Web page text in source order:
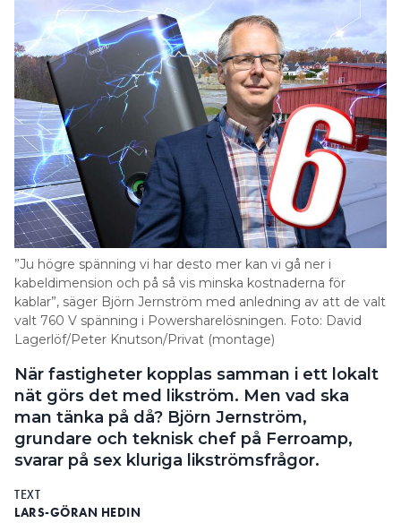
”Ju högre spänning vi har desto mer kan vi gå ner i
kabeldimension och på så vis minska kostnaderna för
kablar”, säger Björn Jernström med anledning av att de valt
valt 760 V spänning i Powersharelösningen. Foto: David
Lagerlöf/Peter Knutson/Privat (montage)
När fastigheter kopplas samman i ett lokalt
nät görs det med likström. Men vad ska
man tänka på då? Björn Jernström,
grundare och teknisk chef på Ferroamp,
svarar på sex kluriga likströmsfrågor.
TEXT
LARS-GÖRAN HEDIN